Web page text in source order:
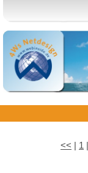
<< 1